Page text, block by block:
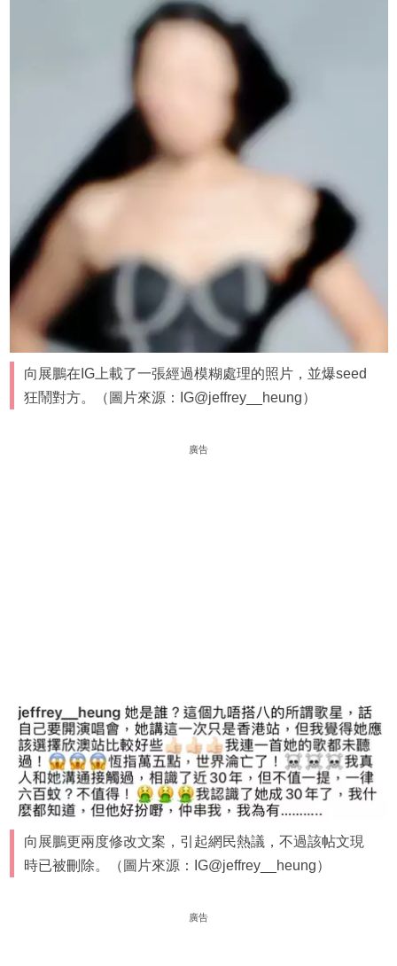
向展鵬在IG上載了一張經過模糊處理的照片，並爆seed
狂鬧對方。（圖片來源：IG@jeffrey__heung）
廣告
向展鵬更兩度修改文案，引起網民熱議，不過該帖文現
時已被刪除。（圖片來源：IG@jeffrey__heung）
廣告